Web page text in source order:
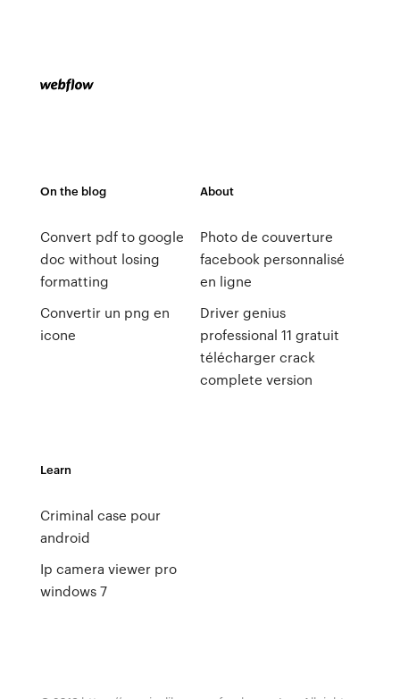
On the blog
Convert pdf to google
doc without losing
formatting
Convertir un png en
icone
About
Photo de couverture
facebook personnalisé
en ligne
Driver genius
professional 11 gratuit
télécharger crack
complete version
Learn
Criminal case pour
android
Ip camera viewer pro
windows 7